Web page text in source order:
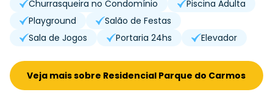
Churrasqueira no Condomínio
Piscina Adulta
Playground
Salão de Festas
Sala de Jogos
Portaria 24hs Elevador
Veja mais sobre Residencial Parque do Carmos